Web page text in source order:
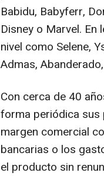
Babidu, Babyferr,
Disney o Marvel.
nivel como Selene,
Admas,
Con cerca de 40
forma periódica sus
margen comercial
bancarias o los
el producto sin